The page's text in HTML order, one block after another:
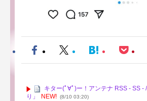
キター(ﾟ∀ﾟ)ー！アンテナ RSS - SS -
り」
NEW! (8/10 03:20)